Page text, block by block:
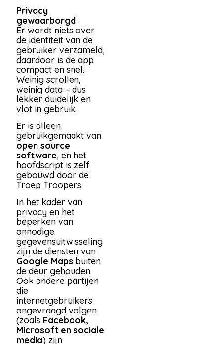
Privacy
gewaarborgd
Er wordt niets over
de identiteit van de
gebruiker verzameld,
daardoor is de app
compact en snel.
Weinig scrollen,
weinig data – dus
lekker duidelijk en
vlot in gebruik.
Er is alleen
gebruikgemaakt van
open source
software, en het
hoofdscript is zelf
gebouwd door de
Troep Troopers.
In het kader van
privacy en het
beperken van
onnodige
gegevensuitwisseling
zijn de diensten van
Google Maps buiten
de deur gehouden.
Ook andere partijen
die
internetgebruikers
ongevraagd volgen
(zoals Facebook,
Microsoft en sociale
media) zijn